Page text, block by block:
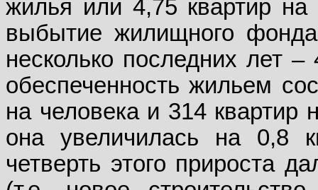
жилья или 4,75 квартир
выбытие жилищного
несколько последних лет
обеспеченность жильем
на человека и 314 квартир
она увеличилась на
четверть этого прироста